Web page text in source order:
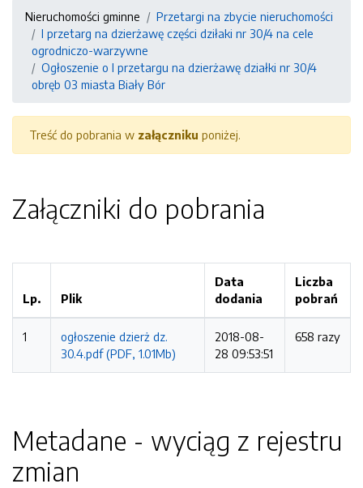
Nieruchomości gminne
Przetargi na zbycie nieruchomości
I przetarg na dzierżawę części dziłaki nr 30/4 na cele
ogrodniczo-warzywne
Ogłoszenie o I przetargu na dzierżawę działki nr 30/4
obręb 03 miasta Biały Bór
Treść do pobrania w załączniku poniżej.
Załączniki do pobrania
Lp. Plik
Data
dodania
Liczba
pobrań
1
ogłoszenie dzierż dz.
30.4.pdf (PDF, 1.01Mb)
2018-08-
28 09:53:51
658 razy
Metadane - wyciąg z rejestru
zmian